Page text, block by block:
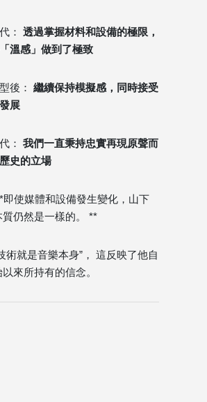
： 透過掌握材料和設備的極限，
溫感」做到了極致
後： 繼續保持模擬感，同時接受
展
： 我們一直秉持忠實再現原聲而
史的立場
即使媒體和設備發生變化，山下
仍然是一樣的。 **
術就是音樂本身”， 這反映了他自
來所持有的信念。